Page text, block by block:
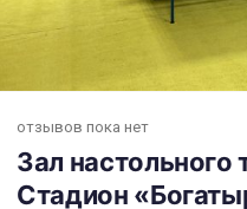
отзывов пока нет
Зал
Стадион